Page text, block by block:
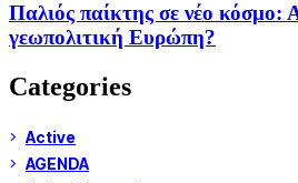
Παλιός παίκτης σε νέο κόσμο:
γεωπολιτική Ευρώπη?
Categories
Active
AGENDA